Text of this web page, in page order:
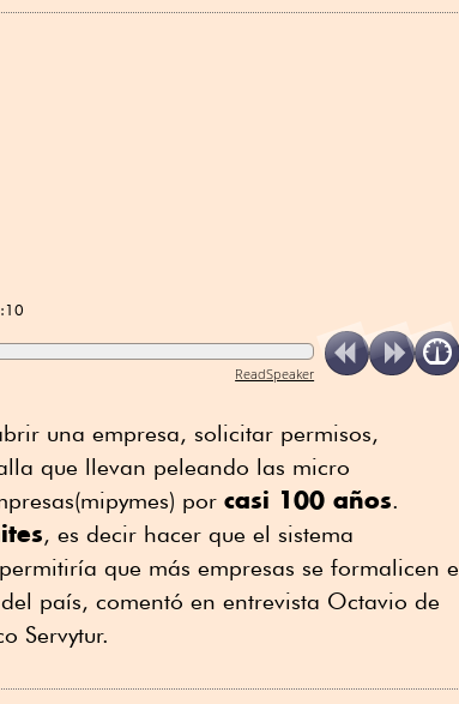
ReadSpeaker
una empresa, solicitar permisos,
que llevan peleando las micro
por casi 100 años.
, es decir hacer que el sistema
que más empresas se formalicen e
país, comentó en entrevista Octavio de
Servytur.